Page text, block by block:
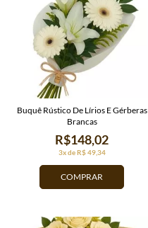
COMPRAR
3x de R$ 49,34
R$148,02
Buquê Rústico De Lírios E Gérberas
Brancas